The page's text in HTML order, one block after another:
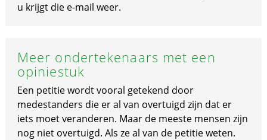
u krijgt die e-mail weer.
Meer ondertekenaars met een
opiniestuk
Een petitie wordt vooral getekend door
medestanders die er al van overtuigd zijn dat er
iets moet veranderen. Maar de meeste mensen zijn
nog niet overtuigd. Als ze al van de petitie weten.